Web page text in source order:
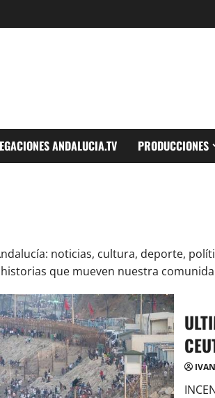
ANDALUCIA.TV PRODUCCIONES
noticias, cultura, deporte,
que mueven nuestra